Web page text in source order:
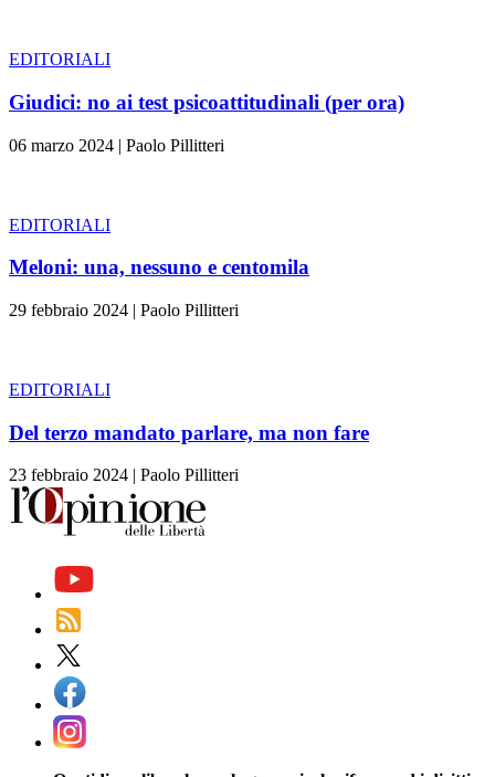
EDITORIALI
Giudici: no ai test psicoattitudinali (per ora)
06 marzo 2024 | Paolo Pillitteri
EDITORIALI
Meloni: una, nessuno e centomila
29 febbraio 2024 | Paolo Pillitteri
EDITORIALI
Del terzo mandato parlare, ma non fare
23 febbraio 2024 | Paolo Pillitteri